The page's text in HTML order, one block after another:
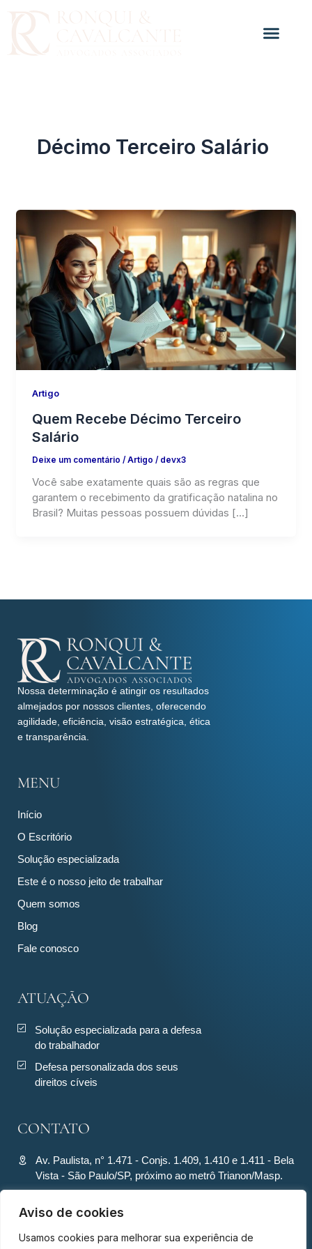
Aviso de cookies
Usamos cookies para melhorar sua experiência de
Décimo Terceiro Salário
Artigo
Quem Recebe Décimo Terceiro
Salário
Deixe um comentário / Artigo / devx3
Você sabe exatamente quais são as regras que
garantem o recebimento da gratificação natalina no
Brasil? Muitas pessoas possuem dúvidas […]
Nossa determinação é atingir os resultados
almejados por nossos clientes, oferecendo
agilidade, eficiência, visão estratégica, ética
e transparência.
MENU
Início
O Escritório
Solução especializada
Este é o nosso jeito de trabalhar
Quem somos
Blog
Fale conosco
ATUAÇÃO
Solução especializada para a defesa
do trabalhador
Defesa personalizada dos seus
direitos cíveis
CONTATO
Av. Paulista, n° 1.471 - Conjs. 1.409, 1.410 e 1.411 - Bela
Vista - São Paulo/SP, próximo ao metrô Trianon/Masp.
(11) 94280-4701